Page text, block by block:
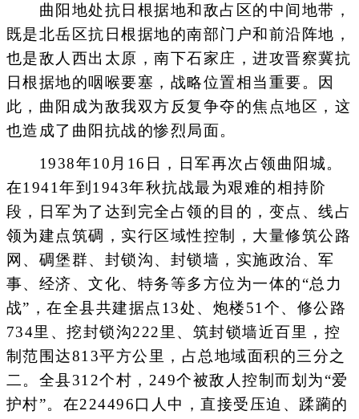
曲阳地处抗日根据地和敌占区的中间地带，
既是北岳区抗日根据地的南部门户和前沿阵地，
也是敌人西出太原，南下石家庄，进攻晋察冀抗
日根据地的咽喉要塞，战略位置相当重要。因
此，曲阳成为敌我双方反复争夺的焦点地区，这
也造成了曲阳抗战的惨烈局面。
1938年10月16日，日军再次占领曲阳城。
在1941年到1943年秋抗战最为艰难的相持阶
段，日军为了达到完全占领的目的，变点、线占
领为建点筑碉，实行区域性控制，大量修筑公路
网、碉堡群、封锁沟、封锁墙，实施政治、军
事、经济、文化、特务等多方位为一体的“总力
战”，在全县共建据点13处、炮楼51个、修公路
734里、挖封锁沟222里、筑封锁墙近百里，控
制范围达813平方公里，占总地域面积的三分之
二。全县312个村，249个被敌人控制而划为“爱
护村”。在224496口人中，直接受压迫、蹂躏的